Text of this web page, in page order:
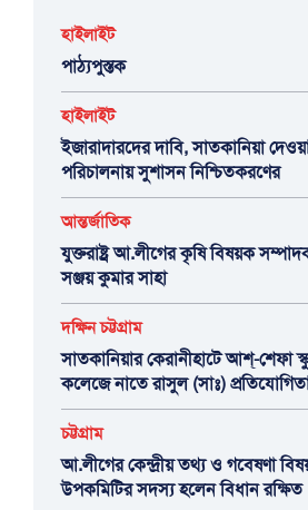
হাইলাইট
পাঠ্যপুস্তক
হাইলাইট
ইজারাদারদের দাবি, সাতকানিয়া
পরিচালনায় সুশাসন নিশ্চিতকরণের
আন্তর্জাতিক
যুক্তরাষ্ট্র আ.লীগের কৃষি বিষয়ক
সঞ্জয় কুমার সাহা
দক্ষিন চট্টগ্রাম
সাতকানিয়ার কেরানীহাটে আশ্-শেফা
কলেজে নাতে রাসুল (সাঃ)
চট্টগ্রাম
আ.লীগের কেন্দ্রীয় তথ্য ও গবেষণা
উপকমিটির সদস্য হলেন বিধান রক্ষিত